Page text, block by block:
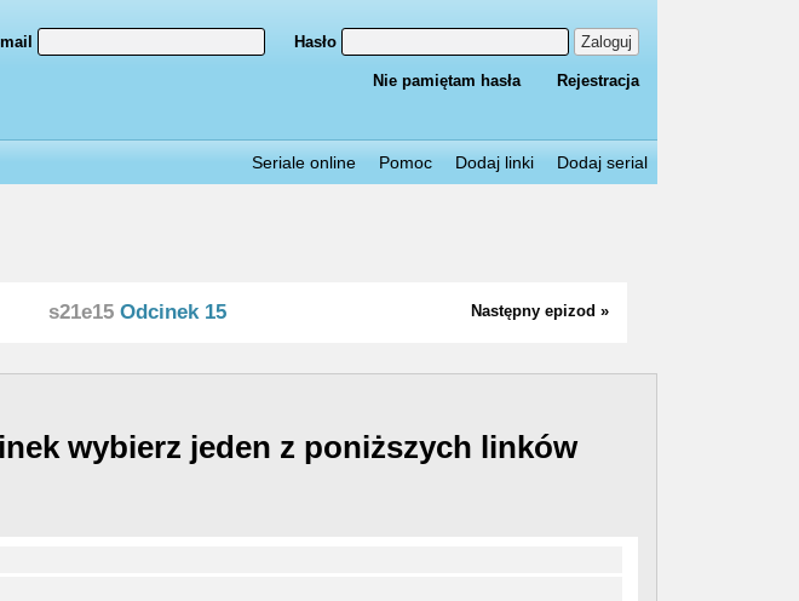
Hasło Zaloguj
Nie pamiętam hasła Rejestracja
Seriale online Pomoc Dodaj linki Dodaj serial
Następny epizod »
s21e15Odcinek 15
wybierz jeden z poniższych linków